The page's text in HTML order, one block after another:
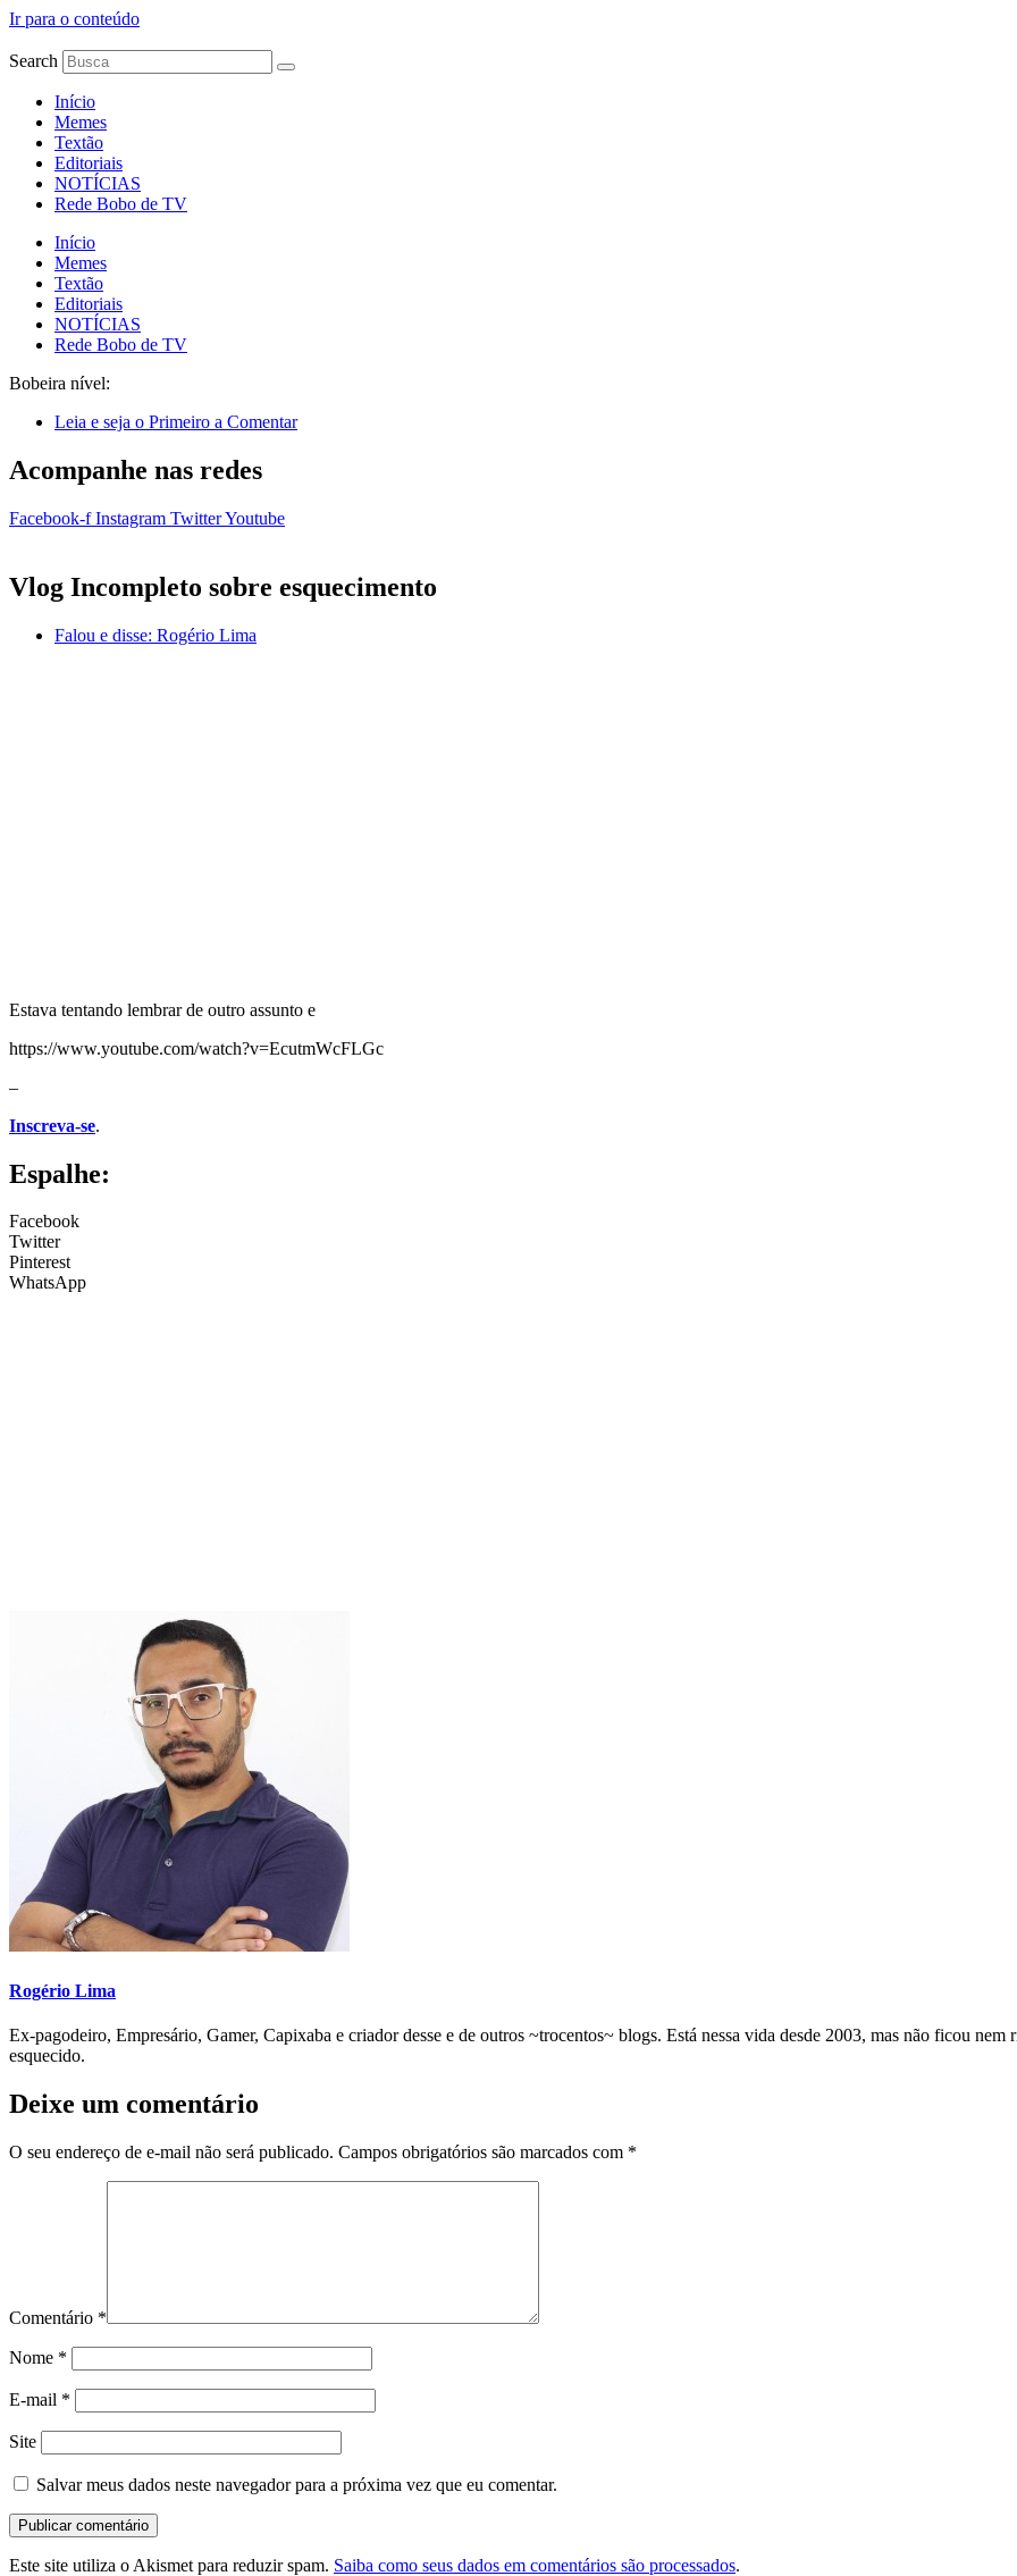
Ir para o conteúdo
Search
Início
Memes
Textão
Editoriais
NOTÍCIAS
Rede Bobo de TV
Início
Memes
Textão
Editoriais
NOTÍCIAS
Rede Bobo de TV
Bobeira nível:
Leia e seja o Primeiro a Comentar
Acompanhe nas redes
Facebook-f Instagram TwitterYoutube
Vlog Incompleto sobre esquecimento
Falou e disse: Rogério Lima
Estava tentando lembrar de outro assunto e
https://www.youtube.com/watch?v=EcutmWcFLGc
–
Inscreva-se.
Espalhe:
Facebook
Twitter
Pinterest
WhatsApp
Rogério Lima
Ex-pagodeiro, Empresário, Gamer, Capixaba e criador desse e de outros ~trocentos~ blogs. Está nessa vida desde 2003, mas não ficou
esquecido.
Deixe um comentário
O seu endereço de e-mail não será publicado. Campos obrigatórios são marcados com *
Comentário *
Nome *
E-mail *
Site
Salvar meus dados neste navegador para a próxima vez que eu comentar.
Este site utiliza o Akismet para reduzir spam. Saiba como seus dados em comentários são processados.